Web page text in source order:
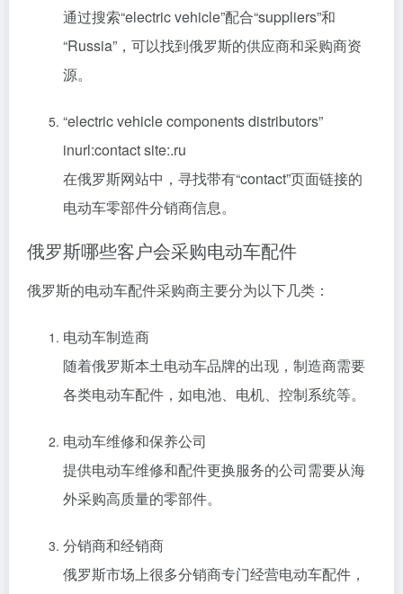
通过搜索“electric vehicle”配合“suppliers”和
“Russia”，可以找到俄罗斯的供应商和采购商资
源。
“electric vehicle components distributors”
inurl:contact site:.ru
在俄罗斯网站中，寻找带有“contact”页面链接的
电动车零部件分销商信息。
俄罗斯哪些客户会采购电动车配件
俄罗斯的电动车配件采购商主要分为以下几类：
电动车制造商
随着俄罗斯本土电动车品牌的出现，制造商需要
各类电动车配件，如电池、电机、控制系统等。
电动车维修和保养公司
提供电动车维修和配件更换服务的公司需要从海
外采购高质量的零部件。
分销商和经销商
俄罗斯市场上很多分销商专门经营电动车配件，